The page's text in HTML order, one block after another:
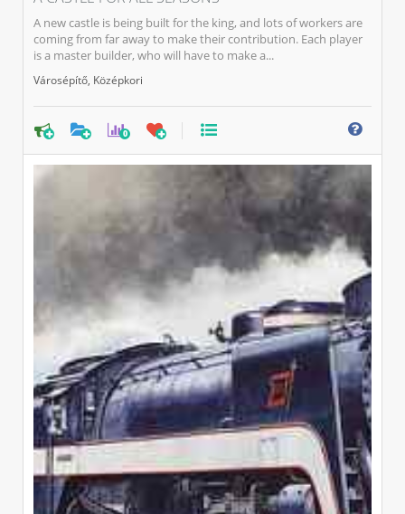
A new castle is being built for the king, and lots of workers are
coming from far away to make their contribution. Each player
is a master builder, who will have to make a...
Városépítő Középkori
0